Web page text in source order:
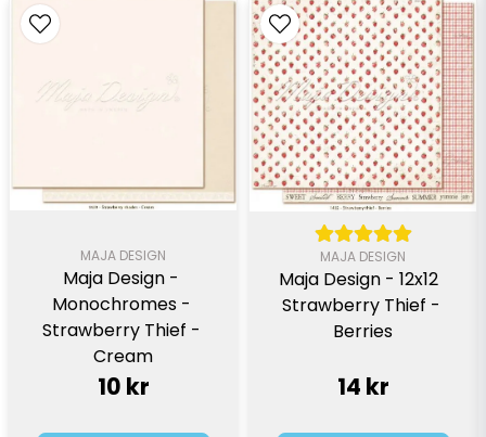
MAJA DESIGN
Maja Design -
Monochromes -
Strawberry Thief -
Cream
10 kr
MAJA DESIGN
Maja Design - 12x12
Strawberry Thief -
Berries
14 kr